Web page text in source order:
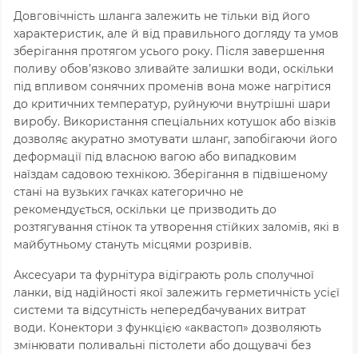
Довговічність шланга залежить не тільки від його
характеристик, але й від правильного догляду та умов
зберігання протягом усього року. Після завершення
поливу обов’язково зливайте залишки води, оскільки
під впливом сонячних променів вона може нагрітися
до критичних температур, руйнуючи внутрішні шари
виробу. Використання спеціальних котушок або візків
дозволяє акуратно змотувати шланг, запобігаючи його
деформації під власною вагою або випадковим
наїздам садовою технікою. Зберігання в підвішеному
стані на вузьких гачках категорично не
рекомендується, оскільки це призводить до
розтягування стінок та утворення стійких заломів, які в
майбутньому стануть місцями розривів.
Аксесуари та фурнітура відіграють роль сполучної
ланки, від надійності якої залежить герметичність усієї
системи та відсутність непередбачуваних витрат
води. Конектори з функцією «аквастоп» дозволяють
змінювати поливальні пістолети або дощувачі без